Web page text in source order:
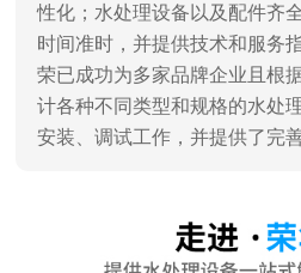
性化；水处理设备以及配件齐
时间准时，并提供技术和服务
荣已成功为多家品牌企业且根
计各种不同类型和规格的水处
安装、调试工作，并提供了完